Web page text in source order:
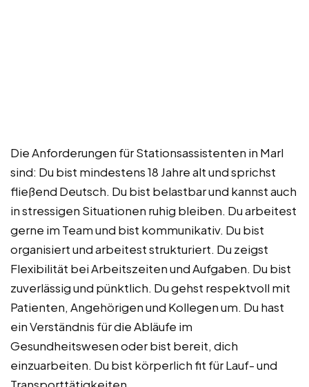
Die Anforderungen für Stationsassistenten in Marl
sind: Du bist mindestens 18 Jahre alt und sprichst
fließend Deutsch. Du bist belastbar und kannst auch
in stressigen Situationen ruhig bleiben. Du arbeitest
gerne im Team und bist kommunikativ. Du bist
organisiert und arbeitest strukturiert. Du zeigst
Flexibilität bei Arbeitszeiten und Aufgaben. Du bist
zuverlässig und pünktlich. Du gehst respektvoll mit
Patienten, Angehörigen und Kollegen um. Du hast
ein Verständnis für die Abläufe im
Gesundheitswesen oder bist bereit, dich
einzuarbeiten. Du bist körperlich fit für Lauf- und